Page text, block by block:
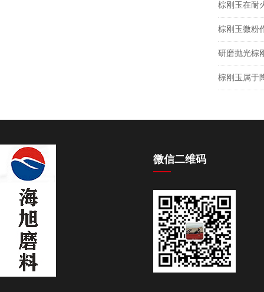
棕刚玉在耐
棕刚玉微粉
研磨抛光棕
棕刚玉属于
微信二维码